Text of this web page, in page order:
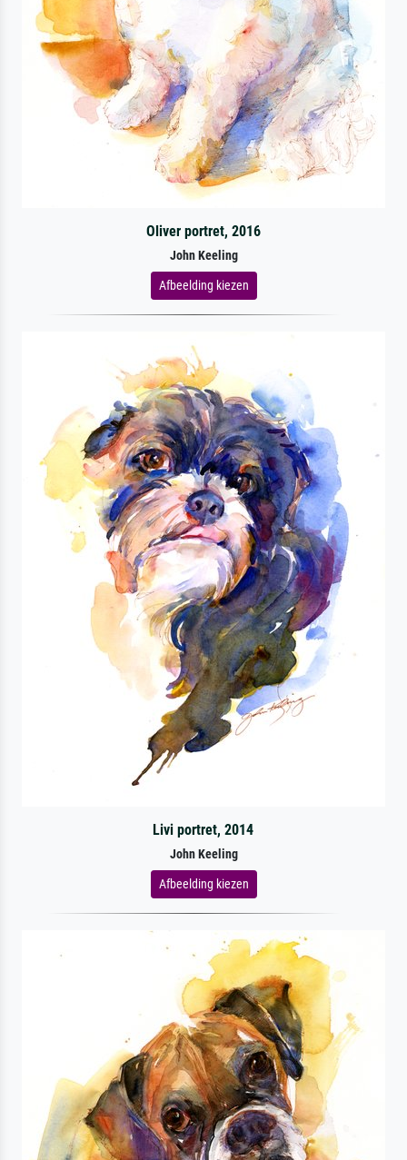
Oliver portret, 2016
John Keeling
Afbeelding kiezen
Livi portret, 2014
John Keeling
Afbeelding kiezen